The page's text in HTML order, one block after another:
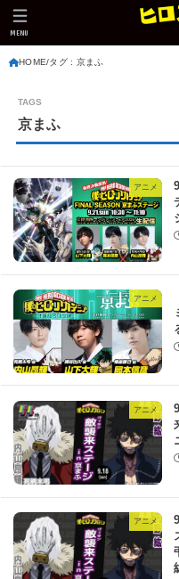
MENU
HOME タグ : 京まふ
京まふ
アニメ
アニメ
アニメ
アニメ